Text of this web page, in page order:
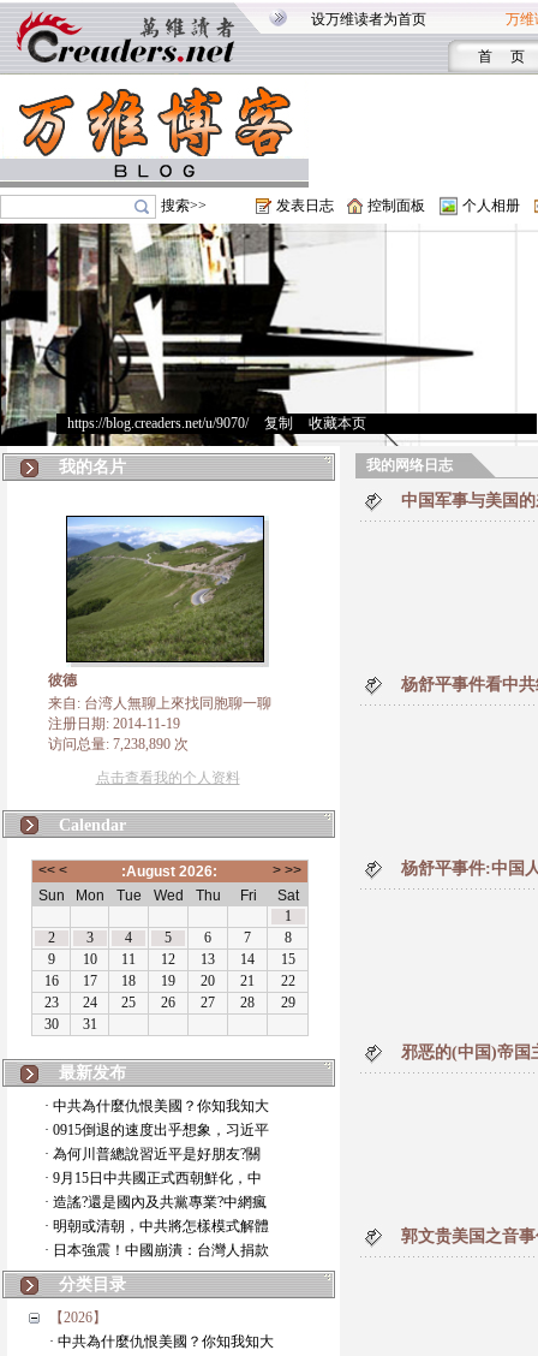
设万维读者为首页 万维
首 页
搜索>> 发表日志 控制面板 个人相册
https://blog.creaders.net/u/9070/> 复制 收藏本页
我的名片
彼德
来自: 台湾人無聊上來找同胞聊一聊
注册日期: 2014-11-19
访问总量: 7,238,890 次
点击查看我的个人资料
Calendar
最新发布
· 中共為什麼仇恨美國？你知我知大
· 0915倒退的速度出乎想象，习近平
· 為何川普總說習近平是好朋友?關
· 9月15日中共國正式西朝鮮化，中
· 造謠?還是國內及共黨專業?中網瘋
· 明朝或清朝，中共將怎樣模式解體
· 日本強震！中國崩潰：台灣人捐款
分类目录
【2026】
· 中共為什麼仇恨美國？你知我知大
我的网络日志
中国军事与美国
杨舒平事件看中
杨舒平事件:中国
邪恶的(中国)帝国
郭文贵美国之音